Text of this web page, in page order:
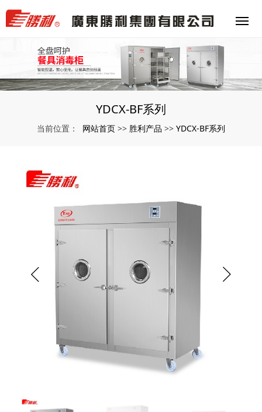
YDCX-BF系列
当前位置： 网站首页 >> 胜利产品 >> YDCX-BF系列